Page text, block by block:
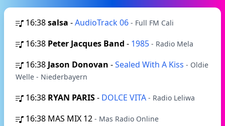
16:38salsa -AudioTrack 06 - Full FM Cali
16:38 Peter Jacques Band - 1985 - Radio Mela
16:38 Jason Donovan -Sealed With A Kiss - Oldie
Welle - Niederbayern
16:38 RYAN PARIS- DOLCE VITA - Radio Leliwa
16:38 MAS MIX 12 - Mas Radio Online